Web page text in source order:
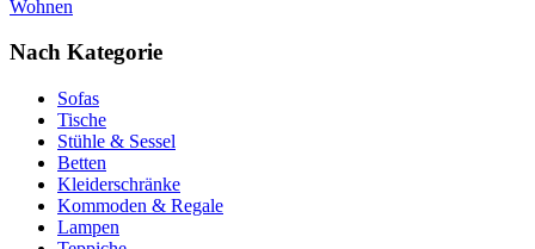
Wohnen
Nach Kategorie
Sofas
Tische
Stühle & Sessel
Betten
Kleiderschränke
Kommoden & Regale
Lampen